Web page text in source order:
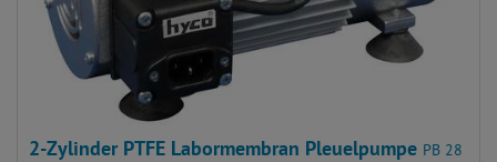
2-Zylinder PTFE Labormembran Pleuelpumpe PB 28